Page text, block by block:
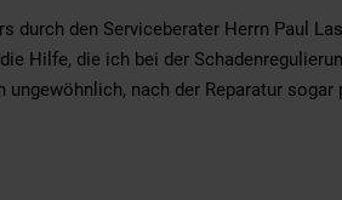
durch den Serviceberater Herrn Paul
Hilfe, die ich bei der
nach der Reparatur